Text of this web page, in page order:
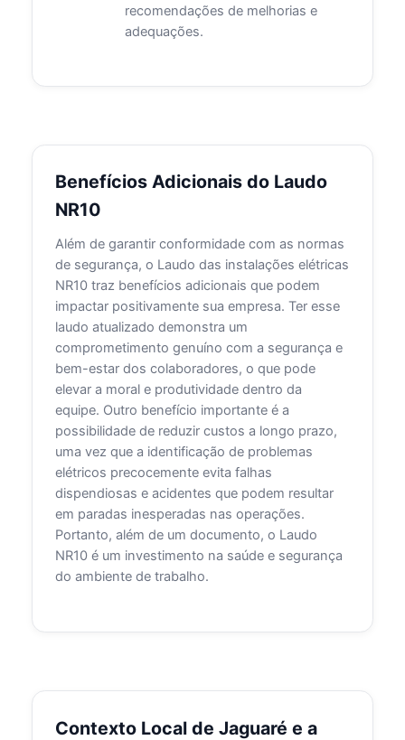
recomendações de melhorias e
adequações.
Benefícios Adicionais do Laudo
NR10
Além de garantir conformidade com as normas
de segurança, o Laudo das instalações elétricas
NR10 traz benefícios adicionais que podem
impactar positivamente sua empresa. Ter esse
laudo atualizado demonstra um
comprometimento genuíno com a segurança e
bem-estar dos colaboradores, o que pode
elevar a moral e produtividade dentro da
equipe. Outro benefício importante é a
possibilidade de reduzir custos a longo prazo,
uma vez que a identificação de problemas
elétricos precocemente evita falhas
dispendiosas e acidentes que podem resultar
em paradas inesperadas nas operações.
Portanto, além de um documento, o Laudo
NR10 é um investimento na saúde e segurança
do ambiente de trabalho.
Contexto Local de Jaguaré e a